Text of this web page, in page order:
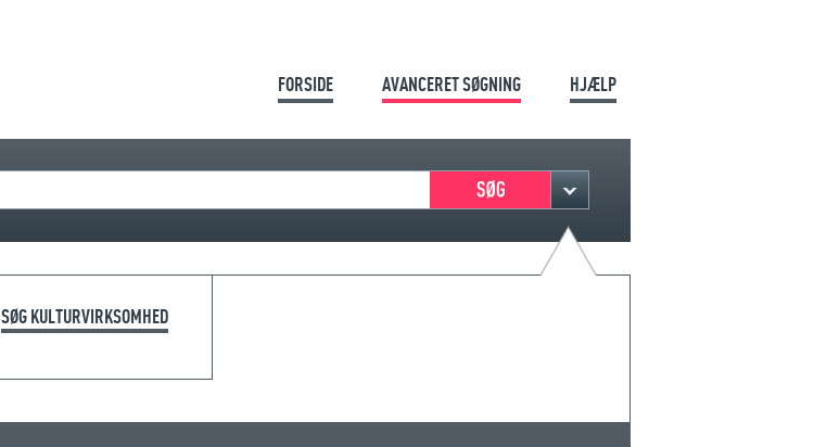
FORSIDE AVANCERET SØGNING HJÆLP
SØG KULTURVIRKSOMHED